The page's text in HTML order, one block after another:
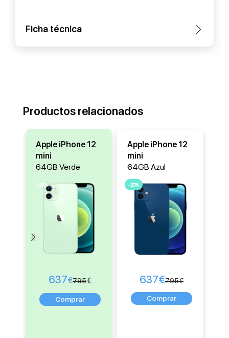
Ficha técnica
Productos relacionados
Apple iPhone 12
mini
64GB Verde
-20%
795€
637€
Apple iPhone 12
mini
64GB Azul
-20%
795€
637€